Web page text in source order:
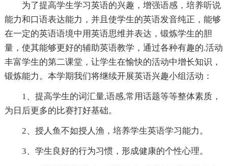
为了提高学生学习英语的兴趣，增强语感，培养听说
能力和口语表达能力，并且使学生的英语发音纯正，能够
在一定的英语语境中用英语思维并表达，锻炼学生的胆
量，使其能够更好的辅助英语教学，通过各种有趣的.活动
丰富学生的第二课堂，让学生在愉快的活动中增长知识，
锻炼能力。本学期我们将继续开展英语兴趣小组活动：
1、提高学生的词汇量,语感,常用话题等等整体素质，
为日后更多的比赛打好基础。
2、授人鱼不如授人渔，培养学生英语学习能力。
3、学生良好的行为习惯，形成健康的个性心理。